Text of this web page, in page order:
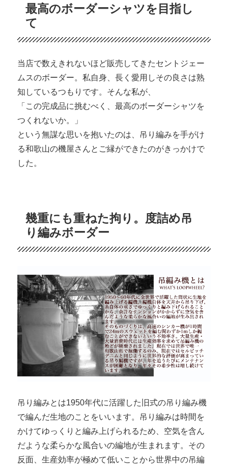
最高のボーダーシャツを目指し
て
当店で数えきれないほど販売してきたセントジェー
ムスのボーダー。私自身、長く愛用しその良さは熟
知しているつもりです。そんな私が、
「この完成品に挑むべく、最高のボーダーシャツを
つくれないか。」
という無謀な思いを抱いたのは、吊り編みを手がけ
る和歌山の機屋さんとご縁ができたのがきっかけで
した。
幾重にも重ねた拘り。度詰め吊
り編みボーダー
吊り編みとは1950年代に活躍した旧式の吊り編み機
で編んだ生地のことをいいます。吊り編みは時間を
かけてゆっくりと編み上げられるため、空気を含ん
だような柔らかな風合いの編地が生まれます。その
反面、生産効率が極めて低いことから世界中の吊編